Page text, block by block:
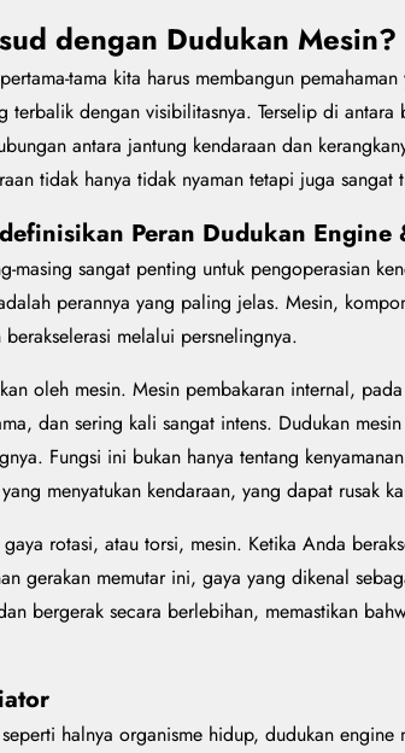
dengan Dudukan Mesin?
tama kita harus membangun
dengan visibilitasnya. Terselip di
antara jantung kendaraan dan
tidak hanya tidak nyaman tetapi juga sangat
Peran Dudukan
sangat penting untuk pengoperasian
perannya yang paling jelas. Mesin,
melalui persnelingnya.
oleh mesin. Mesin pembakaran internal,
dan sering kali sangat intens. Dudukan
Fungsi ini bukan hanya tentang
menyatukan kendaraan, yang dapat rusak
rotasi, atau torsi, mesin. Ketika Anda
gerakan memutar ini, gaya yang dikenal
bergerak secara berlebihan, memastikan
halnya organisme hidup, dudukan